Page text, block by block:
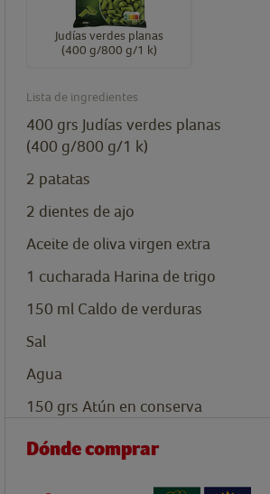
Judías verdes planas
(400 g/800 g/1 k)
Lista de ingredientes
400 grs Judías verdes planas
(400 g/800 g/1 k)
2 patatas
2 dientes de ajo
Aceite de oliva virgen extra
1 cucharada Harina de trigo
150 ml Caldo de verduras
Sal
Agua
150 grs Atún en conserva
Dónde comprar